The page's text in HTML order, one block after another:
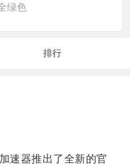
绿色
排行
器推出了全新的官